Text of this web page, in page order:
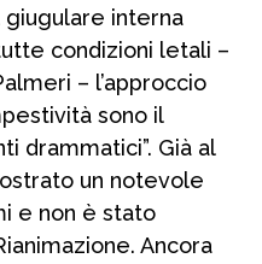
interna
condizioni letali –
– l’approccio
sono il
drammatici”. Già al
un notevole
e non è stato
Ancora